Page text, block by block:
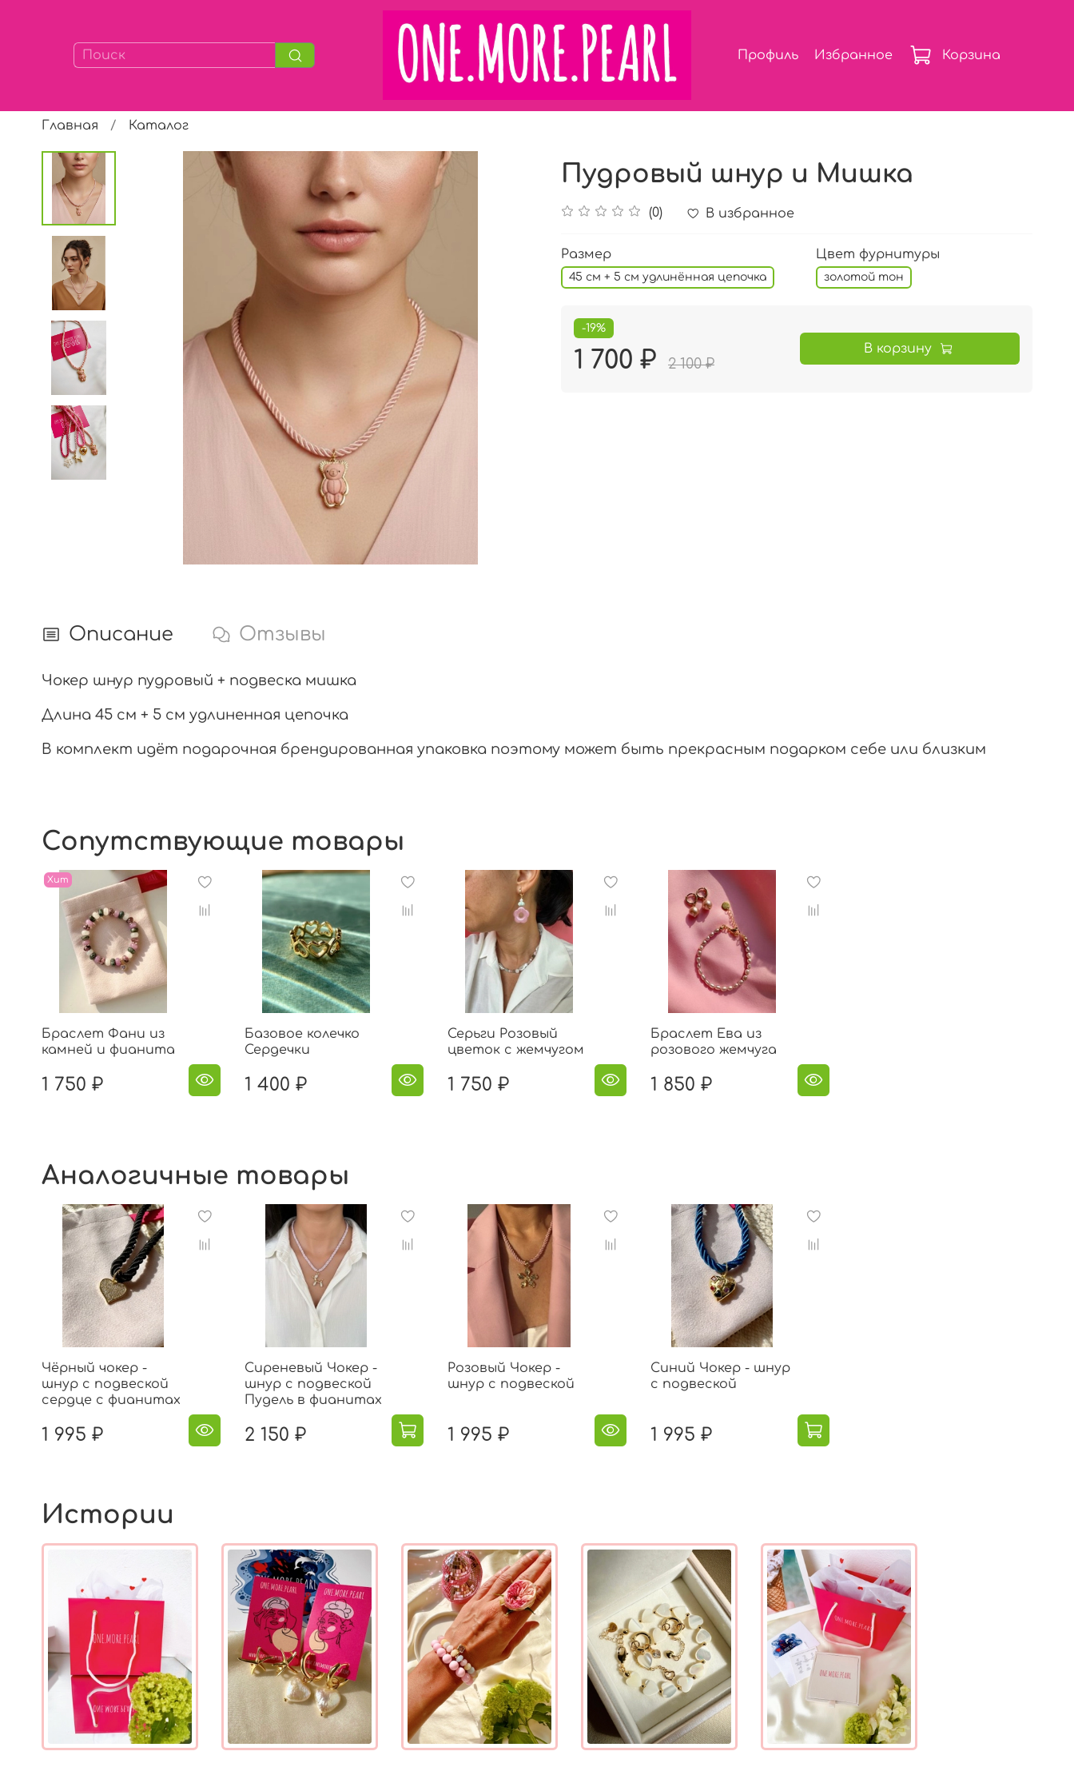
Профиль Избранное Корзина
Главная Каталог
Пудровый шнур и Мишка
(0) В избранное
Размер
45 см + 5 см удлинённая цепочка
Цвет фурнитуры
золотой тон
-19%
1 700 ₽ 2 100 ₽
В корзину
Описание Отзывы
Чокер шнур пудровый + подвеска мишка
Длина 45 см + 5 см удлиненная цепочка
В комплект идёт подарочная брендированная упаковка поэтому может быть прекрасным подарком себе или близким
Сопутствующие товары
Хит
Браслет Фани из
камней и фианита
1 750 ₽
Базовое колечко
Сердечки
1 400 ₽
Серьги Розовый
цветок с жемчугом
1 750 ₽
Браслет Ева из
розового жемчуга
1 850 ₽
Аналогичные товары
Чёрный чокер -
шнур с подвеской
сердце с фианитах
1 995 ₽
Сиреневый Чокер -
шнур с подвеской
Пудель в фианитах
2 150 ₽
Розовый Чокер -
шнур с подвеской
1 995 ₽
Синий Чокер - шнур
с подвеской
1 995 ₽
Истории